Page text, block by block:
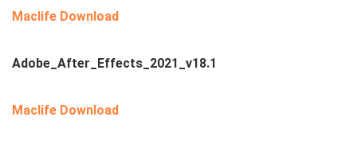
Maclife Download
Adobe_After_Effects_2021_v18.1
Maclife Download